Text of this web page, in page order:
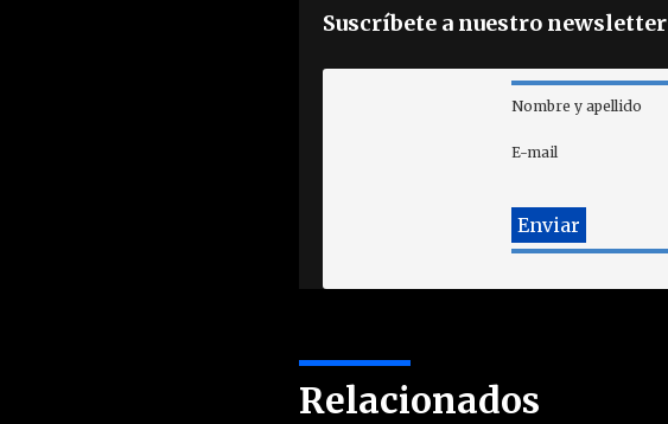
Suscríbete a nuestro newsletter
Nombre y apellido
E-mail
Relacionados